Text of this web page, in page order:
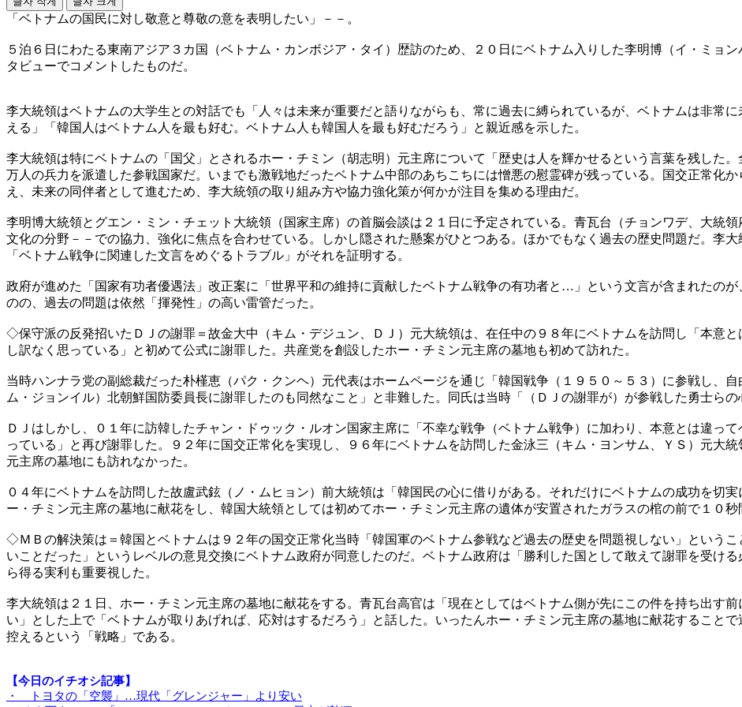
「ベトナムの国民に対し敬意と尊敬の意を表明したい」－－。
５泊６日にわたる東南アジア３カ国（ベトナム・カンボジア・タイ）歴訪のため、２０日にベトナム入りした李明博（イ・ミ
タビューでコメントしたものだ。
李大統領はベトナムの大学生との対話でも「人々は未来が重要だと語りながらも、常に過去に縛られているが、ベトナムは非常
える」「韓国人はベトナム人を最も好む。ベトナム人も韓国人を最も好むだろう」と親近感を示した。
李大統領は特にベトナムの「国父」とされるホー・チミン（胡志明）元主席について「歴史は人を輝かせるという言葉を残した
万人の兵力を派遣した参戦国家だ。いまでも激戦地だったベトナム中部のあちこちには憎悪の慰霊碑が残っている。国交正常化
え、未来の同伴者として進むため、李大統領の取り組み方や協力強化策が何かが注目を集める理由だ。
李明博大統領とグエン・ミン・チェット大統領（国家主席）の首脳会談は２１日に予定されている。青瓦台（チョンワデ、大統
文化の分野－－での協力、強化に焦点を合わせている。しかし隠された懸案がひとつある。ほかでもなく過去の歴史問題だ。李
「ベトナム戦争に関連した文言をめぐるトラブル」がそれを証明する。
政府が進めた「国家有功者優遇法」改正案に「世界平和の維持に貢献したベトナム戦争の有功者と…」という文言が含まれたの
のの、過去の問題は依然「揮発性」の高い雷管だった。
◇保守派の反発招いたＤＪの謝罪＝故金大中（キム・デジュン、ＤＪ）元大統領は、在任中の９８年にベトナムを訪問し「本意
し訳なく思っている」と初めて公式に謝罪した。共産党を創設したホー・チミン元主席の墓地も初めて訪れた。
当時ハンナラ党の副総裁だった朴槿恵（パク・クンヘ）元代表はホームページを通じ「韓国戦争（１９５０～５３）に参戦し、
ム・ジョンイル）北朝鮮国防委員長に謝罪したのも同然なこと」と非難した。同氏は当時「（ＤＪの謝罪が）が参戦した勇士ら
ＤＪはしかし、０１年に訪韓したチャン・ドゥック・ルオン国家主席に「不幸な戦争（ベトナム戦争）に加わり、本意とは違っ
っている」と再び謝罪した。９２年に国交正常化を実現し、９６年にベトナムを訪問した金泳三（キム・ヨンサム、ＹＳ）元大
元主席の墓地にも訪れなかった。
０４年にベトナムを訪問した故盧武鉉（ノ・ムヒョン）前大統領は「韓国民の心に借りがある。それだけにベトナムの成功を切
ー・チミン元主席の墓地に献花をし、韓国大統領としては初めてホー・チミン元主席の遺体が安置されたガラスの棺の前で１０秒
◇ＭＢの解決策は＝韓国とベトナムは９２年の国交正常化当時「韓国軍のベトナム参戦など過去の歴史を問題視しない」という
いことだった」というレベルの意見交換にベトナム政府が同意したのだ。ベトナム政府は「勝利した国として敢えて謝罪を受け
ら得る実利も重要視した。
李大統領は２１日、ホー・チミン元主席の墓地に献花をする。青瓦台高官は「現在としてはベトナム側が先にこの件を持ち出す
い」とした上で「ベトナムが取りあげれば、応対はするだろう」と話した。いったんホー・チミン元主席の墓地に献花すること
控えるという「戦略」である。
【今日のイチオシ記事】
・ トヨタの「空襲」…現代「グレンジャー」より安い